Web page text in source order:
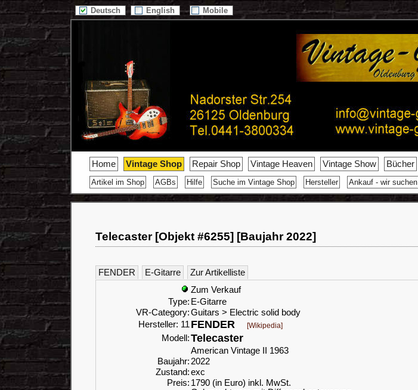
Deutsch English Mobile
Home Vintage Shop Repair Shop Vintage Heaven Vintage Show Bücher
Artikel im Shop AGBs Hilfe Suche im Vintage Shop Hersteller Ankauf - wir suchen
Telecaster [Objekt #6255] [Baujahr 2022]
FENDER E-Gitarre Zur Artikelliste
Zum Verkauf
Type: E-Gitarre
VR-Category:Guitars > Electric solid body
Hersteller: 11 FENDER [Wikipedia]
Modell:Telecaster
American Vintage II 1963
Baujahr: 2022
Zustand:exc
Preis: 1790 (in Euro) inkl. MwSt.